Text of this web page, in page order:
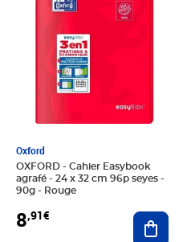
Oxford
OXFORD - Cahier Easybook
agrafé - 24 x 32 cm 96p seyes -
90g - Rouge
8,91€